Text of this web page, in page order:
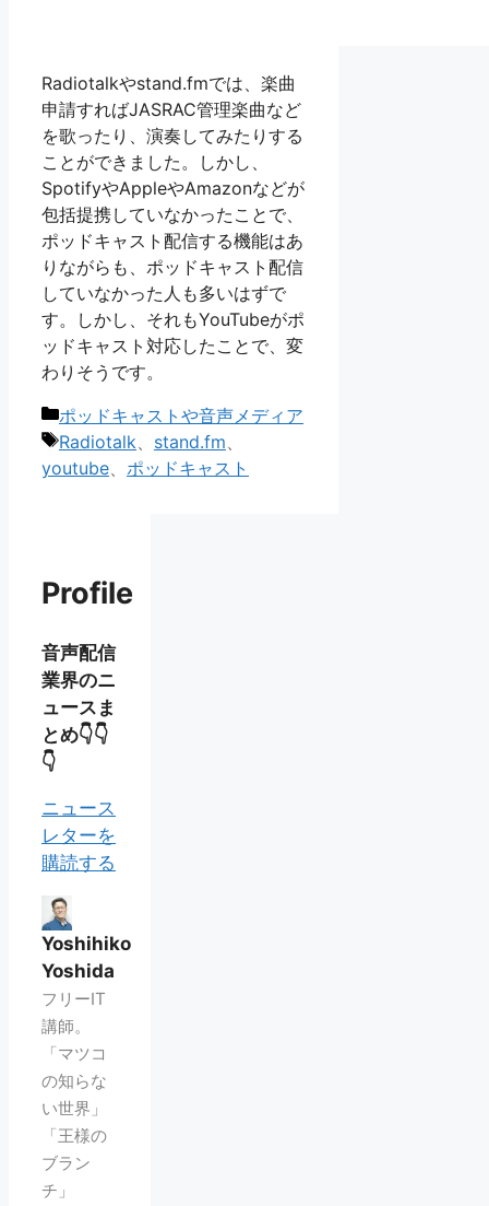
Radiotalkやstand.fmでは、楽曲
申請すればJASRAC管理楽曲など
を歌ったり、演奏してみたりする
ことができました。しかし、
SpotifyやAppleやAmazonなどが
包括提携していなかったことで、
ポッドキャスト配信する機能はあ
りながらも、ポッドキャスト配信
していなかった人も多いはずで
す。しかし、それもYouTubeがポ
ッドキャスト対応したことで、変
わりそうです。
カ
テ
ゴ
ポッドキャストや音声メディア
タ
グ
Radiotalk、 stand.fm、
youtube、 ポッドキャスト
Profile
音声配信
業界のニ
ュースま
とめ👇👇
👇
ニュース
レターを
購読する
Yoshihiko
Yoshida
フリーIT
講師。
「マツコ
の知らな
い世界」
「王様の
ブラン
チ」